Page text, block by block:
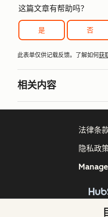
这篇文章有帮助吗？
是 否
此表单仅供记载反馈。了解如何 获
相关内容
版权所有 ©
法律条
隐私政